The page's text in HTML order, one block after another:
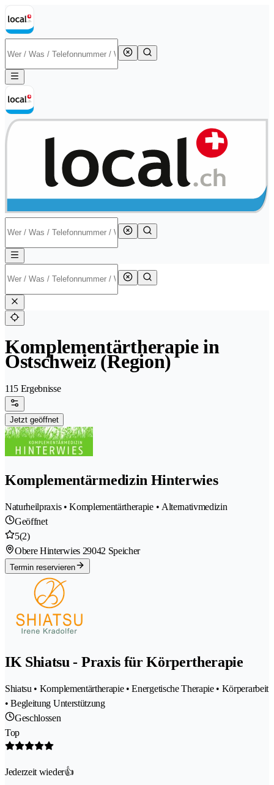
Komplementärtherapie in
Ostschweiz (Region)
115 Ergebnisse
Jetzt geöffnet
Komplementärmedizin Hinterwies
Naturheilpraxis • Komplementärtherapie • Alternativmedizin
Geöffnet
5(2)
Obere Hinterwies 29042 Speicher
Termin reservieren
IK Shiatsu - Praxis für Körpertherapie
Shiatsu • Komplementärtherapie • Energetische Therapie • Körperarbeit
• Begleitung Unterstützung
Geschlossen
Top
Jederzeit wieder👍